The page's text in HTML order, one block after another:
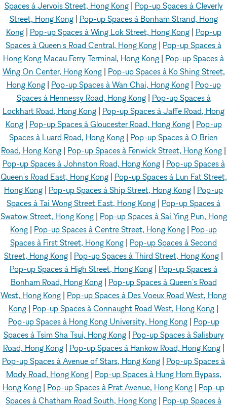
Spaces à Jervois Street, Hong Kong| Pop-up Spaces à Cleverly
Street, Hong Kong| Pop-up Spaces à Bonham Strand, Hong
Kong| Pop-up Spaces à Wing Lok Street, Hong Kong| Pop-up
Spaces à Queen's Road Central, Hong Kong
Pop-up Spaces à
Hong Kong Macau Ferry Terminal, Hong Kong
Pop-up Spaces à
Wing On Center, Hong Kong| Pop-up Spaces à Ko Shing Street,
Hong Kong| Pop-up Spaces à Wan Chai, Hong Kong| Pop-up
Spaces à Hennessy Road, Hong Kong| Pop-up Spaces à
Lockhart Road, Hong Kong
Pop-up Spaces à Jaffe Road, Hong
Kong| Pop-up Spaces à Gloucester Road, Hong Kong| Pop-up
Spaces à Luard Road, Hong Kong
Pop-up Spaces à O Brien
Road, Hong Kong
Pop-up Spaces à Fenwick Street, Hong Kong
Pop-up Spaces à Johnston Road, Hong Kong| Pop-up Spaces à
Queen's Road East, Hong Kong| Pop-up Spaces à Lun Fat Street,
Hong Kong
Pop-up Spaces à Ship Street, Hong Kong
Pop-up
Spaces à Tai Wong Street East, Hong Kong
Pop-up Spaces à
Swatow Street, Hong Kong| Pop-up Spaces à Sai Ying Pun, Hong
Kong
Pop-up Spaces à Centre Street, Hong Kong
Pop-up
Spaces à First Street, Hong Kong
Pop-up Spaces à Second
Street, Hong Kong
Pop-up Spaces à Third Street, Hong Kong
Pop-up Spaces à High Street, Hong Kong
Pop-up Spaces à
Bonham Road, Hong Kong| Pop-up Spaces à Queen's Road
West, Hong Kong
Pop-up Spaces à Des Voeux Road West, Hong
Kong
Pop-up Spaces à Connaught Road West, Hong Kong
Pop-up Spaces à Hong Kong University, Hong Kong| Pop-up
Spaces à Tsim Sha Tsui, Hong Kong| Pop-up Spaces à Salisbury
Road, Hong Kong| Pop-up Spaces à Hankow Road, Hong Kong|
Pop-up Spaces à Avenue of Stars, Hong Kong
Pop-up Spaces à
Mody Road, Hong Kong| Pop-up Spaces à Hung Hom Bypass,
Hong Kong
Pop-up Spaces à Prat Avenue, Hong Kong
Pop-up
Spaces à Chatham Road South, Hong Kong
Pop-up Spaces à